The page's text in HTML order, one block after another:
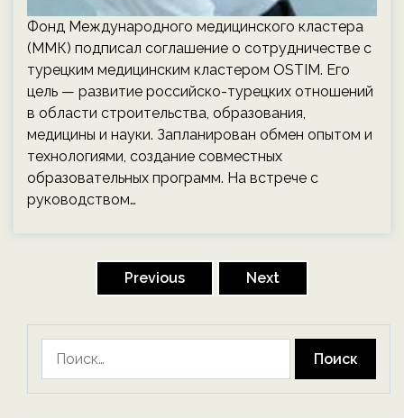
Фонд Международного медицинского кластера
(ММК) подписал соглашение о сотрудничестве с
турецким медицинским кластером OSTIM. Его
цель — развитие российско-турецких отношений
в области строительства, образования,
медицины и науки. Запланирован обмен опытом и
технологиями, создание совместных
образовательных программ. На встрече с
руководством…
Previous Next